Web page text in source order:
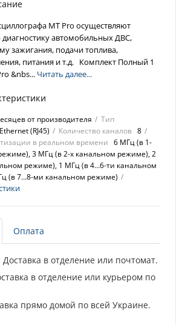
MT Pro осуществляют
автомобильных ДВС,
зажигания, подачи топлива,
питания и т.д. Комплект Полный 1
&nbs... Читать далее...
от производителя
Тип
Ethernet (RJ45) Количество каналов 8
в реальном времени 6 МГц (в 1-
3 МГц (в 2-х канальном режиме), 2
режиме), 1 МГц (в 4…6-ти канальном
(в 7…8-ми канальном режиме)
Оплата
Доставка в отделение или почтомат.
в отделение или курьером по
прямо домой по всей Украине.